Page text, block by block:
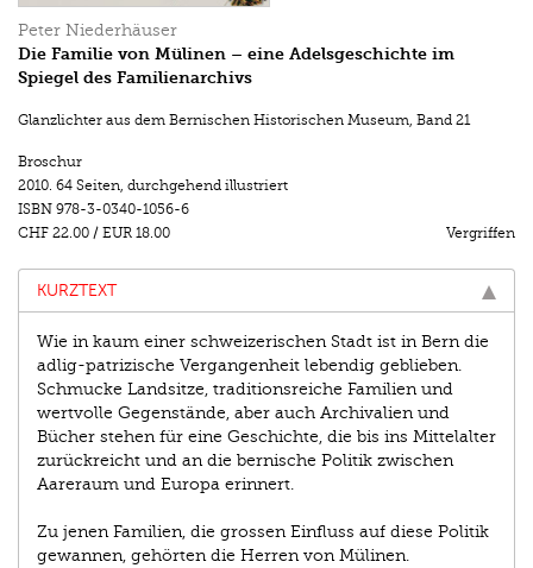
Peter Niederhäuser
Die Familie von Mülinen – eine Adelsgeschichte im
Spiegel des Familienarchivs
Glanzlichter aus dem Bernischen Historischen Museum, Band 21
Broschur
2010. 64 Seiten, durchgehend illustriert
ISBN 978-3-0340-1056-6
CHF 22.00 / EUR 18.00 Vergriffen
KURZTEXT
Wie in kaum einer schweizerischen Stadt ist in Bern die
adlig-patrizische Vergangenheit lebendig geblieben.
Schmucke Landsitze, traditionsreiche Familien und
wertvolle Gegenstände, aber auch Archivalien und
Bücher stehen für eine Geschichte, die bis ins Mittelalter
zurückreicht und an die bernische Politik zwischen
Aareraum und Europa erinnert.
Zu jenen Familien, die grossen Einfluss auf diese Politik
gewannen, gehörten die Herren von Mülinen.